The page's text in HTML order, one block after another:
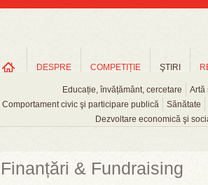
DESPRE COMPETIȚIE ŞTIRI
Educație, învățământ, cercetare Artă
Comportament civic şi participare publică
Sănătate
Dezvoltare economică şi
Finanțări & Fundraising